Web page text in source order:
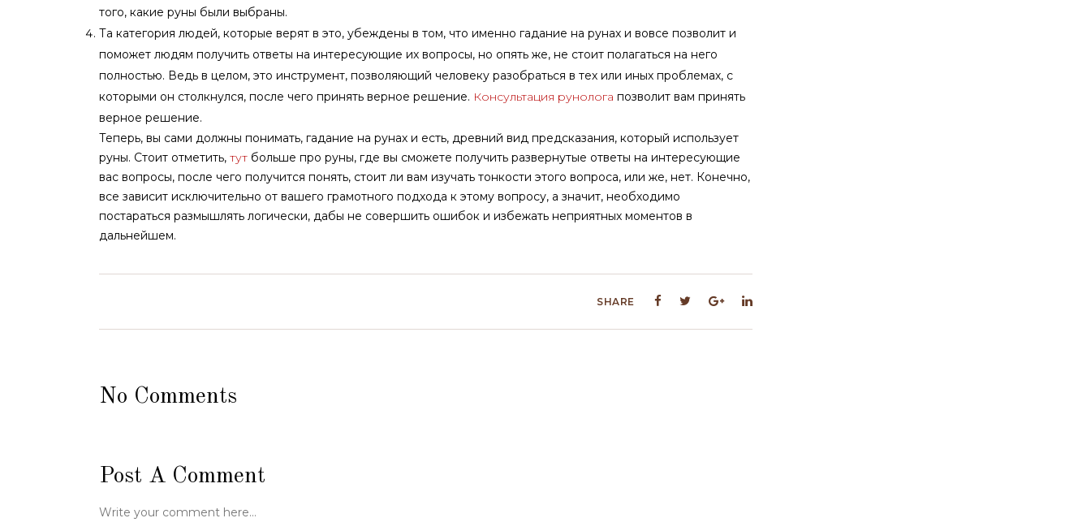
того, какие руны были выбраны.
Та категория людей, которые верят в это, убеждены в том, что именно гадание на рунах и вовсе позволит и
поможет людям получить ответы на интересующие их вопросы, но опять же, не стоит полагаться на него
полностью. Ведь в целом, это инструмент, позволяющий человеку разобраться в тех или иных проблемах, с
которыми он столкнулся, после чего принять верное решение. Консультация рунолога позволит вам принять
верное решение.
Теперь, вы сами должны понимать, гадание на рунах и есть, древний вид предсказания, который использует
руны. Стоит отметить, тут больше про руны, где вы сможете получить развернутые ответы на интересующие
вас вопросы, после чего получится понять, стоит ли вам изучать тонкости этого вопроса, или же, нет. Конечно,
все зависит исключительно от вашего грамотного подхода к этому вопросу, а значит, необходимо
постараться размышлять логически, дабы не совершить ошибок и избежать неприятных моментов в
дальнейшем.
SHARE
No Comments
Post A Comment